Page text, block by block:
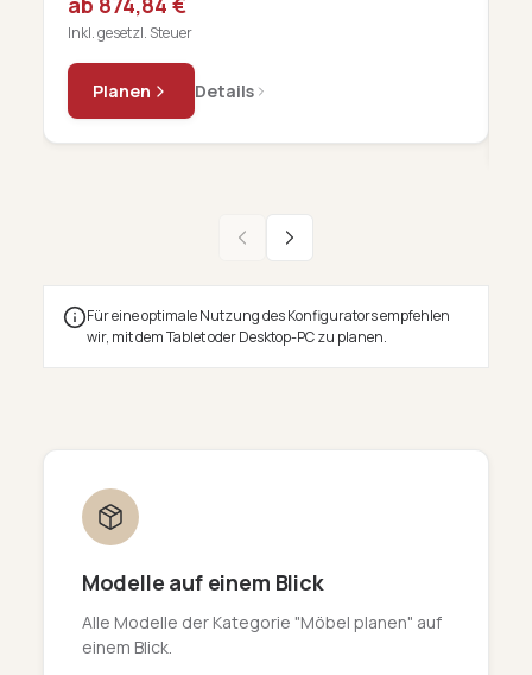
Inkl. gesetzl. Steuer
Planen Details
Für eine optimale Nutzung des Konfigurators empfehlen
wir, mit dem Tablet oder Desktop-PC zu planen.
Modelle auf einem Blick
Alle Modelle der Kategorie "Möbel planen" auf
einem Blick.